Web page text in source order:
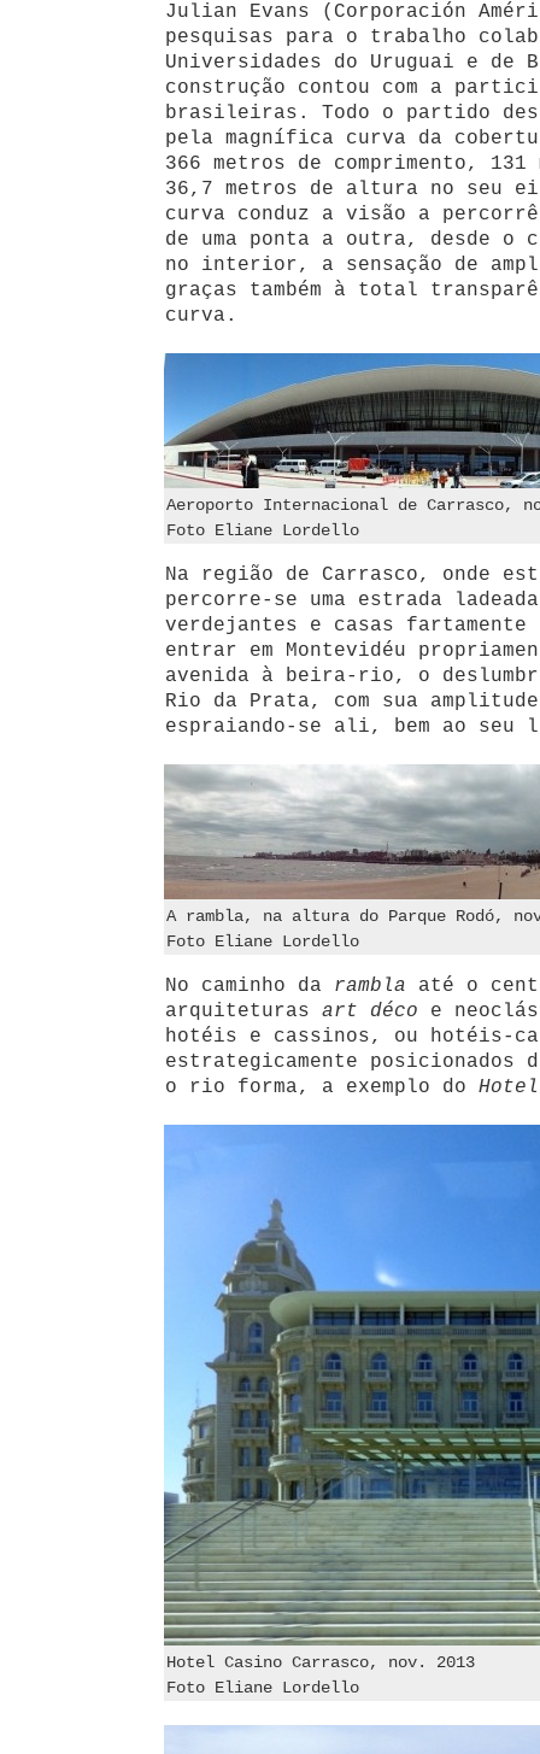
Julian Evans (Corporación
pesquisas para o trabalho
Universidades do Uruguai e de
construção contou com a
brasileiras. Todo o partido
pela magnífica curva da
366 metros de comprimento,
36,7 metros de altura no seu
curva conduz a visão a
de uma ponta a outra, desde o
no interior, a sensação de
graças também à total
curva.
Aeroporto Internacional de Carrasco,
Foto Eliane Lordello
Na região de Carrasco, onde
percorre-se uma estrada
verdejantes e casas
entrar em Montevidéu
avenida à beira-rio, o
Rio da Prata, com sua
espraiando-se ali, bem ao seu
A rambla, na altura do Parque Rodó,
Foto Eliane Lordello
No caminho da rambla até o
arquiteturas art déco e
hotéis e cassinos, ou hotéis-
estrategicamente posicionados
o rio forma, a exemplo do
Hotel Casino Carrasco, nov. 2013
Foto Eliane Lordello